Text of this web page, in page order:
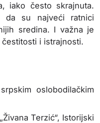
iako često skrajnuta.
da su najveći ratnici
sredina. I važna je
i istrajnosti.
oslobodilačkim
Terzić“, Istorijski